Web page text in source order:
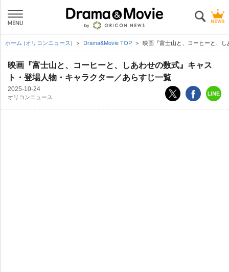
ホーム (オリコンニュース) Drama&Movie TOP 映画『富士山と、コーヒーと、
映画『富士山と、コーヒーと、しあわせの数式』キャス
ト・登場人物・キャラクター／あらすじ一覧
2025-10-24
オリコンニュース